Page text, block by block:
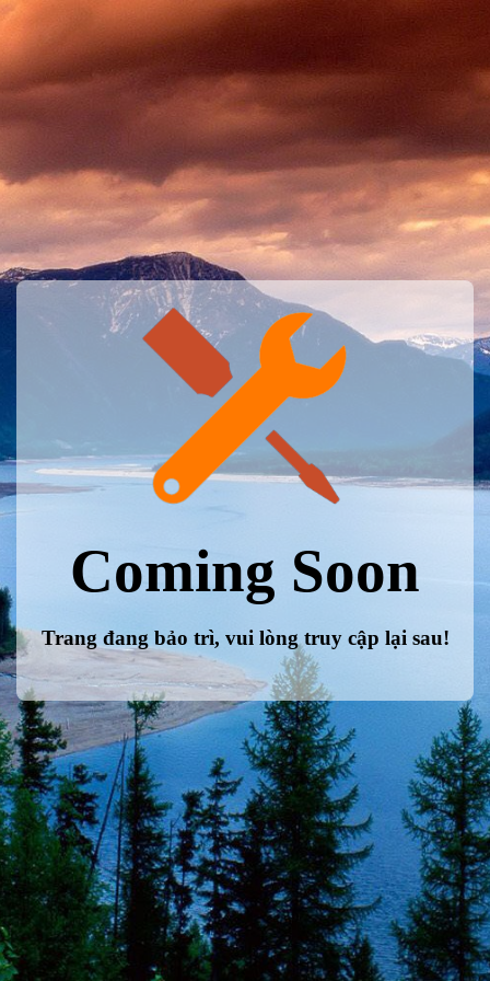
Coming Soon
Trang đang bảo trì, vui lòng truy cập lại sau!